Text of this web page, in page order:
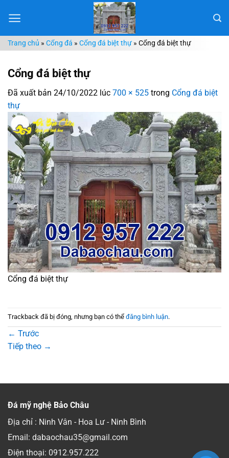
đến
dungTrang chủ » Cổng đá » Cổng đá biệt thự » Cổng đá biệt thự
Cổng đá biệt thự
Đã xuất bản 24/10/2022 lúc 700 × 525 trong Cổng đá biệt
thự
Cổng đá biệt thự
Trackback đã bị đóng, nhưng bạn có thể đăng bình luận.
← Trước
Tiếp theo →
Đá mỹ nghệ Bảo Châu
Địa chỉ : Ninh Vân - Hoa Lư - Ninh Bình
Email: dabaochau35@gmail.com
Điện thoại: 0912.957.222